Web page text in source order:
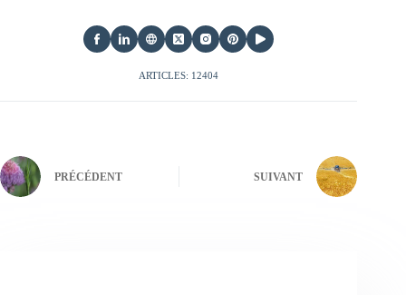
ARTICLES: 12404
PRÉCÉDENT SUIVANT